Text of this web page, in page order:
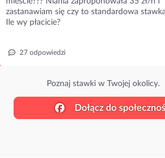
zastanawiam się czy to standardowa
Ile wy płacicie?
27 odpowiedzi
Poznaj stawki w Twojej okolicy.
Dołącz do